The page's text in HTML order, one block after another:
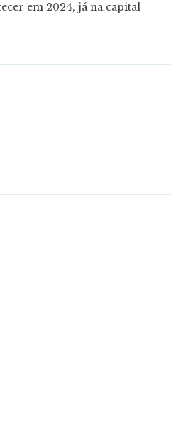
em 2024, já na capital